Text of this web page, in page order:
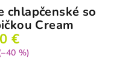
chlapčenské so
Cream
€
%)